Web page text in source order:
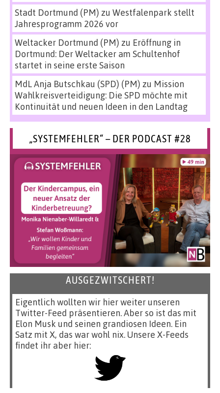
Stadt Dortmund (PM) zu Westfalenpark stellt
Jahresprogramm 2026 vor
Weltacker Dortmund (PM) zu Eröffnung in
Dortmund: Der Weltacker am Schultenhof
startet in seine erste Saison
MdL Anja Butschkau (SPD) (PM) zu Mission
Wahlkreisverteidigung: Die SPD möchte mit
Kontinuität und neuen Ideen in den Landtag
„SYSTEMFEHLER“ – DER PODCAST #28
AUSGEZWITSCHERT!
Eigentlich wollten wir hier weiter unseren
Twitter-Feed präsentieren. Aber so ist das mit
Elon Musk und seinen grandiosen Ideen. Ein
Satz mit X, das war wohl nix. Unsere X-Feeds
findet ihr aber hier: